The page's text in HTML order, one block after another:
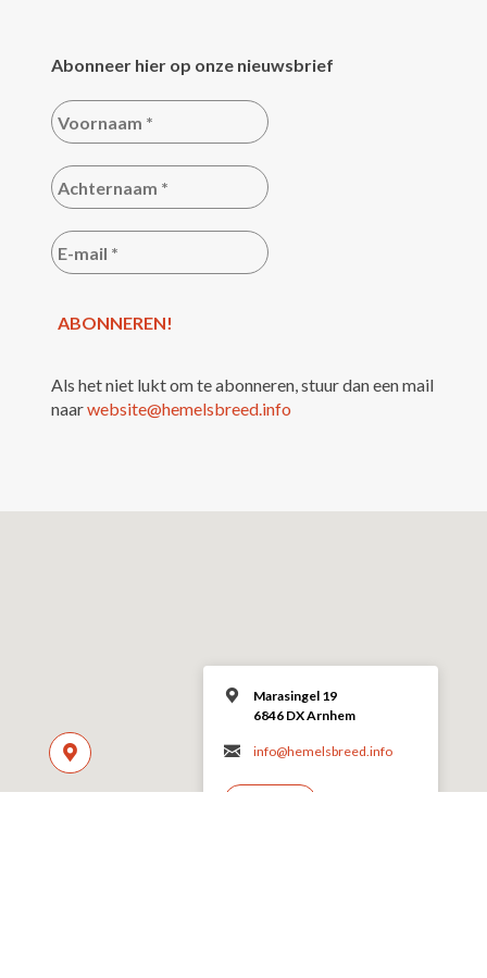
Abonneer hier op onze nieuwsbrief
Als het niet lukt om te abonneren, stuur dan een mail
naarwebsite@hemelsbreed.info
Marasingel 19
6846 DX Arnhem
info@hemelsbreed.info